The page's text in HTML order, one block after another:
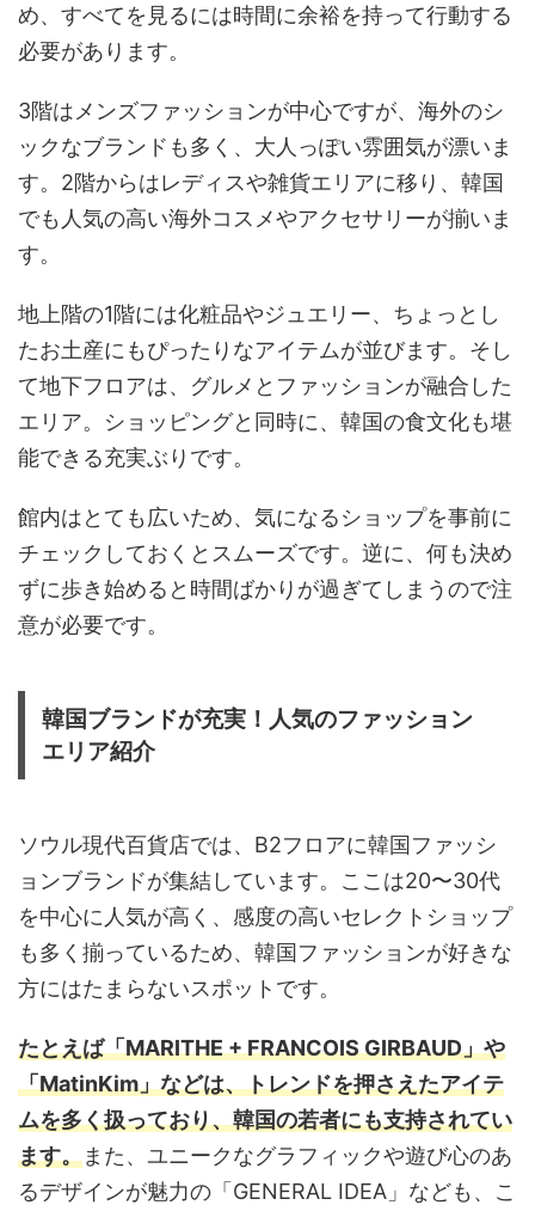
め、すべてを見るには時間に余裕を持って行動する
必要があります。
3階はメンズファッションが中心ですが、海外のシ
ックなブランドも多く、大人っぽい雰囲気が漂いま
す。2階からはレディスや雑貨エリアに移り、韓国
でも人気の高い海外コスメやアクセサリーが揃いま
す。
地上階の1階には化粧品やジュエリー、ちょっとし
たお土産にもぴったりなアイテムが並びます。そし
て地下フロアは、グルメとファッションが融合した
エリア。ショッピングと同時に、韓国の食文化も堪
能できる充実ぶりです。
館内はとても広いため、気になるショップを事前に
チェックしておくとスムーズです。逆に、何も決め
ずに歩き始めると時間ばかりが過ぎてしまうので注
意が必要です。
韓国ブランドが充実！人気のファッション
エリア紹介
ソウル現代百貨店では、B2フロアに韓国ファッシ
ョンブランドが集結しています。ここは20〜30代
を中心に人気が高く、感度の高いセレクトショップ
も多く揃っているため、韓国ファッションが好きな
方にはたまらないスポットです。
たとえば「MARITHE + FRANCOIS GIRBAUD」や
「MatinKim」などは、トレンドを押さえたアイテ
ムを多く扱っており、韓国の若者にも支持されてい
ます。また、ユニークなグラフィックや遊び心のあ
るデザインが魅力の「GENERAL IDEA」なども、こ